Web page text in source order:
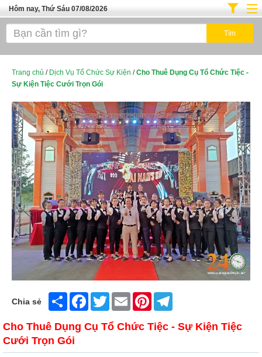
Hôm nay, Thứ Sáu 07/08/2026
Trang chủ
Tuyển Sinh Đào Tạo
Đồ Dùng Nội Ngoại Thất
Điện Tử Điện Máy
Làm Đẹp
Thời Trang
Việc Làm
Dịch Vụ
Hàng Tiêu Dùng
Trang chủ / Dịch Vụ Tổ Chức Sự Kiện /Cho Thuê Dụng Cụ Tổ Chức Tiệc -
Sự Kiện Tiệc Cưới Trọn Gói
Chia sẻ Share FacebookTwitter Email Pinterest
Cho Thuê Dụng Cụ Tổ Chức Tiệc - Sự Kiện Tiệc
Cưới Trọn Gói